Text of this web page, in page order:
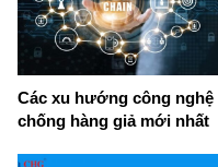
Các xu hướng công nghệ
chống hàng giả mới nhất